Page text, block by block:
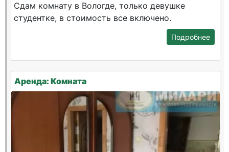
Сдам комнату в Вологде, только девушке
студентке, в стоимость все включено.
Подробнее
Аренда: Комната